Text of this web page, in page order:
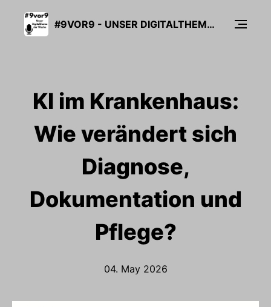
#9VOR9 - UNSER DIGITALTHEMA DER WOCHE
KI im Krankenhaus:
Wie verändert sich
Diagnose,
Dokumentation und
Pflege?
04. May 2026